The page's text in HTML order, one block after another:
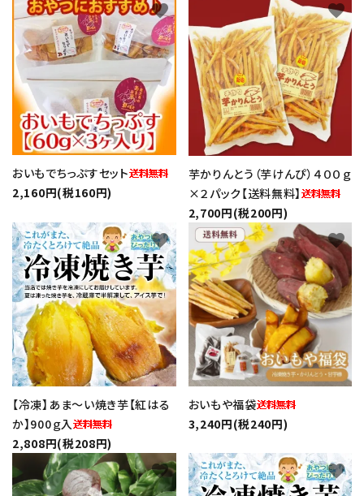
紅はるか（冷蔵）
芋かりんとう・芋けんぴ
プライバシーポリシー
特定商取引法について
お問い合わせ
おいもでちっぷすセット
2,160円(税160円)
favorite
芋かりんとう（芋けんぴ）４００ｇ
×２パック【送料無料】
2,700円(税200円)
favorite
【冷凍】あま～い焼き芋【紅はる
か】900ｇ入
2,808円(税208円)
favorite
おいもや福袋
3,240円(税240円)
favorite
favorite favorite